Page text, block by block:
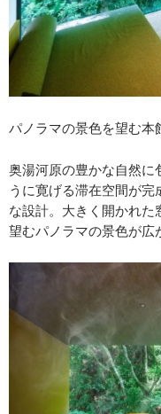
パノラマの景色を望む本
奥湯河原の豊かな自然に
うに寛げる滞在空間が
な設計。大きく開かれた
望むパノラマの景色が広